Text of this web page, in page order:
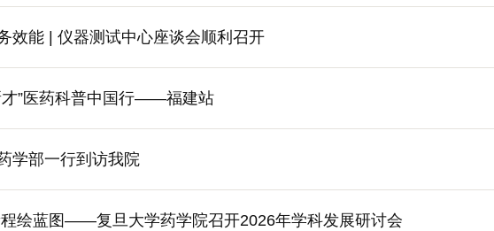
效能 | 仪器测试中心座谈会顺利召开
才”医药科普中国行——福建站
学部一行到访我院
绘蓝图——复旦大学药学院召开2026年学科发展研讨会